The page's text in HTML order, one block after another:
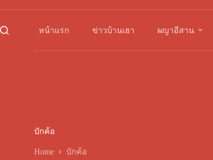
หน้าแรก ข่าวบ้านเฮา ผญาอีสาน
บักค้อ
Home บักค้อ